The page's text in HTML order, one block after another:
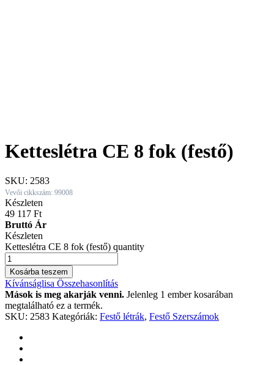
Ketteslétra CE 8 fok (festő)
SKU: 2583
Vevői cikkszám: 99008
Készleten
49 117 Ft
Bruttó Ár
Készleten
Ketteslétra CE 8 fok (festő) quantity
Kosárba teszem
Kívánságlisa Összehasonlítás
Mások is meg akarják venni. Jelenleg 1 ember kosarában
megtalálható ez a termék.
SKU: 2583 Kategóriák: Festő létrák, Festő Szerszámok